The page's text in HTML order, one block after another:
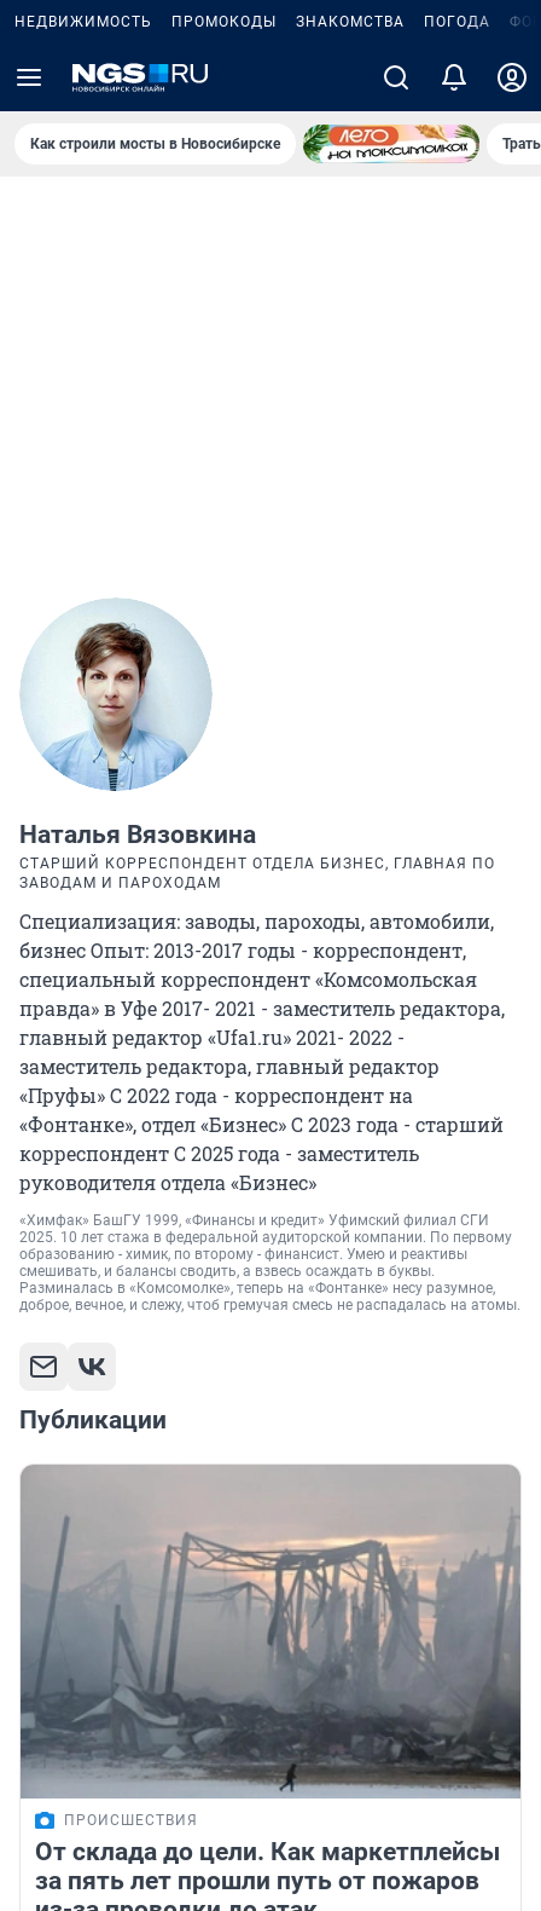
НЕДВИЖИМОСТЬ ПРОМОКОДЫ ЗНАКОМСТВА ПОГОДА
Как строили мосты в Новосибирске
Наталья Вязовкина
СТАРШИЙ КОРРЕСПОНДЕНТ ОТДЕЛА БИЗНЕС, ГЛАВНАЯ ПО
ЗАВОДАМ И ПАРОХОДАМ
Специализация: заводы, пароходы, автомобили,
бизнес Опыт: 2013-2017 годы - корреспондент,
специальный корреспондент «Комсомольская
правда» в Уфе 2017- 2021 - заместитель редактора,
главный редактор «Ufa1.ru» 2021- 2022 -
заместитель редактора, главный редактор
«Пруфы» С 2022 года - корреспондент на
«Фонтанке», отдел «Бизнес» С 2023 года - старший
корреспондент С 2025 года - заместитель
руководителя отдела «Бизнес»
«Химфак» БашГУ 1999, «Финансы и кредит» Уфимский филиал СГИ
2025. 10 лет стажа в федеральной аудиторской компании. По первому
образованию - химик, по второму - финансист. Умею и реактивы
смешивать, и балансы сводить, а взвесь осаждать в буквы.
Разминалась в «Комсомолке», теперь на «Фонтанке» несу разумное,
доброе, вечное, и слежу, чтоб гремучая смесь не распадалась на атомы.
Публикации
ПРОИСШЕСТВИЯ
От склада до цели. Как маркетплейсы
за пять лет прошли путь от пожаров